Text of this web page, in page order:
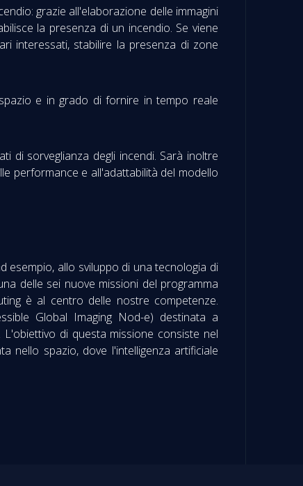
grazie all'elaborazione delle immagini
la presenza di un incendio. Se viene
interessati, stabilire la presenza di zone
e in grado di fornire in tempo reale
di sorveglianza degli incendi. Sarà inoltre
performance e all'adattabilità del modello
esempio, allo sviluppo di una tecnologia di
delle sei nuove missioni del programma
è al centro delle nostre competenze.
Global Imaging Nod-e) destinata a
di questa missione consiste nel
nello spazio, dove l'intelligenza artificiale